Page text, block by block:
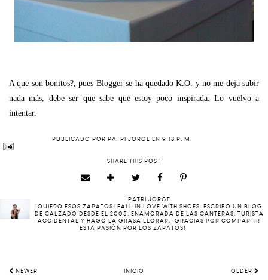
A que son bonitos?, pues Blogger se ha quedado K.O. y no me deja subir
nada más, debe ser que sabe que estoy poco inspirada. Lo vuelvo a
intentar.
PUBLICADO POR PATRI JORGE EN 9:18 P. M.
SHARE THIS POST
PATRI JORGE
¡QUIERO ESOS ZAPATOS! FALL IN LOVE WITH SHOES. ESCRIBO UN BLOG
DE CALZADO DESDE EL 2005. ENAMORADA DE LAS CANTERAS, TURISTA
ACCIDENTAL Y HAGO LA GRASA LLORAR. ¡GRACIAS POR COMPARTIR
ESTA PASIÓN POR LOS ZAPATOS!
NEWER INICIO OLDER